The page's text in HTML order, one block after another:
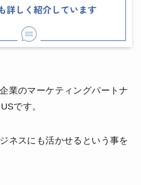
業のマーケティングパートナ
です。
ネスにも活かせるという事を